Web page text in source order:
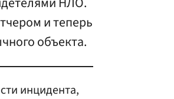
и теперь
объекта.
инцидента,